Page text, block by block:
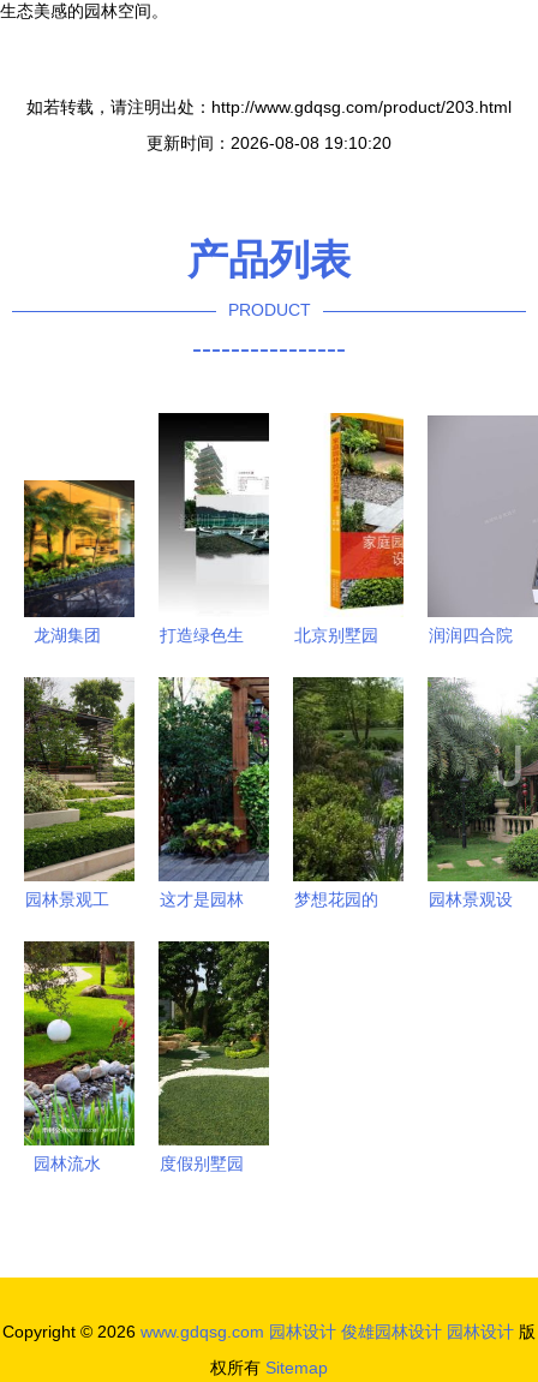
生态美感的园林空间。
如若转载，请注明出处：http://www.gdqsg.com/product/203.html
更新时间：2026-08-08 19:10:20
产品列表
PRODUCT
----------------
龙湖集团
身中国地产
十强，产品
力迭代与园
林设计匠心
共铸品质生
活
打造绿色生
业园林设
计，为您定
制诗意栖居
北京别墅园
升景观，以
卓越品质与
贴心服务雕
琢诗意栖居
润润四合院
的苏式园林
新中式别墅
设计探索
园林景观工
工图设计的
基本原则探
析
这才是园林
式到灵魂的
深度构建
梦想花园的
园林景观设
园林流水
度假别墅园
Copyright © 2026 www.gdqsg.com 园林设计 俊雄园林设计 园林设计 版
权所有 Sitemap